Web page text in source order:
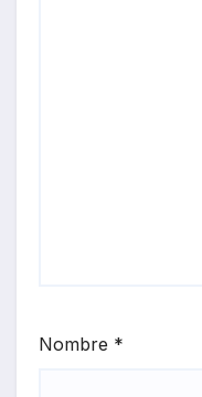
Nombre *